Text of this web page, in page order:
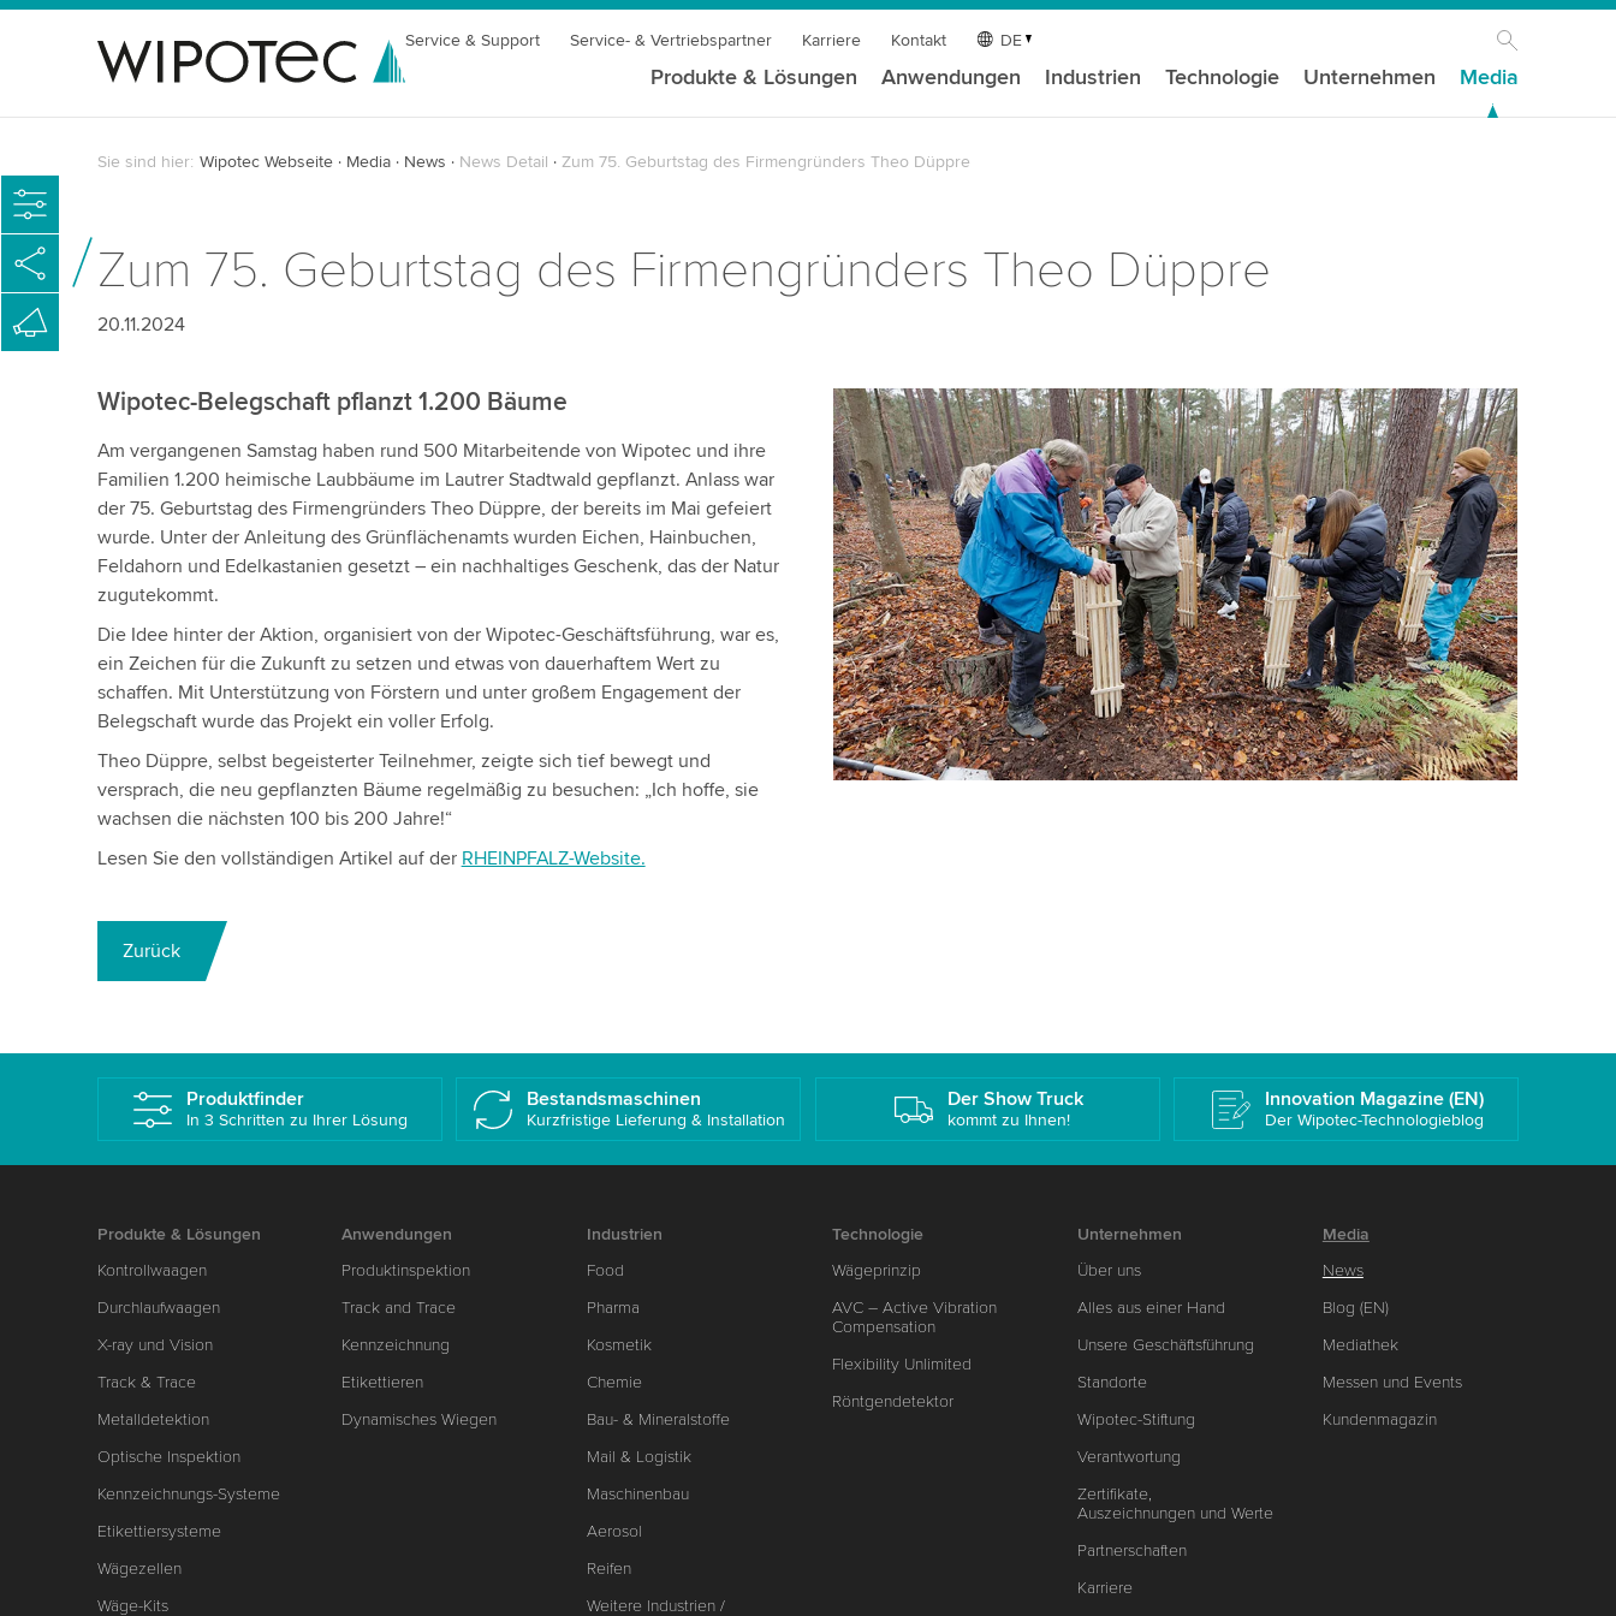
Service & Support Service- & Vertriebspartner Karriere Kontakt DE
Produkte & Lösungen Anwendungen Industrien Technologie Unternehmen Media
Sie sind hier: Wipotec Webseite Media News News Detail Zum 75. Geburtstag des Firmengründers Theo Düppre
Zum 75. Geburtstag des Firmengründers Theo Düppre
20.11.2024
Wipotec-Belegschaft pflanzt 1.200 Bäume
Am vergangenen Samstag haben rund 500 Mitarbeitende von Wipotec und ihre
Familien 1.200 heimische Laubbäume im Lautrer Stadtwald gepflanzt. Anlass war
der 75. Geburtstag des Firmengründers Theo Düppre, der bereits im Mai gefeiert
wurde. Unter der Anleitung des Grünflächenamts wurden Eichen, Hainbuchen,
Feldahorn und Edelkastanien gesetzt – ein nachhaltiges Geschenk, das der Natur
zugutekommt.
Die Idee hinter der Aktion, organisiert von der Wipotec-Geschäftsführung, war es,
ein Zeichen für die Zukunft zu setzen und etwas von dauerhaftem Wert zu
schaffen. Mit Unterstützung von Förstern und unter großem Engagement der
Belegschaft wurde das Projekt ein voller Erfolg.
Theo Düppre, selbst begeisterter Teilnehmer, zeigte sich tief bewegt und
versprach, die neu gepflanzten Bäume regelmäßig zu besuchen: „Ich hoffe, sie
wachsen die nächsten 100 bis 200 Jahre!“
Lesen Sie den vollständigen Artikel auf der RHEINPFALZ-Website.
Zurück
Produktfinder
In 3 Schritten zu Ihrer Lösung
Bestandsmaschinen
Kurzfristige Lieferung & Installation
Der Show Truck
kommt zu Ihnen!
Innovation Magazine (EN)
Der Wipotec-Technologieblog
Produkte & Lösungen
Kontrollwaagen
Durchlaufwaagen
X-ray und Vision
Track & Trace
Metalldetektion
Optische Inspektion
Kennzeichnungs-Systeme
Etikettiersysteme
Wägezellen
Wäge-Kits
Anwendungen
Produktinspektion
Track and Trace
Kennzeichnung
Etikettieren
Dynamisches Wiegen
Industrien
Food
Pharma
Kosmetik
Chemie
Bau- & Mineralstoffe
Mail & Logistik
Maschinenbau
Aerosol
Reifen
Weitere Industrien /
Technologie
Wägeprinzip
AVC – Active Vibration
Compensation
Flexibility Unlimited
Röntgendetektor
Unternehmen
Über uns
Alles aus einer Hand
Unsere Geschäftsführung
Standorte
Wipotec-Stiftung
Verantwortung
Zertifikate,
Auszeichnungen und Werte
Partnerschaften
Karriere
Media
News
Blog (EN)
Mediathek
Messen und Events
Kundenmagazin